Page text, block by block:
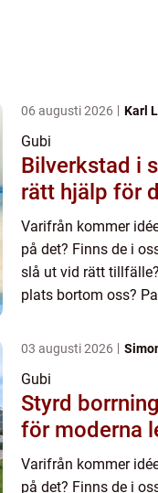
06 augusti 2026 Karl
Gubi
Bilverkstad i skara så
rätt hjälp för
Varifrån kommer
på det? Finns de i
slå ut vid rätt
plats bortom oss?
03 augusti 2026
Gubi
Styrd borrning schaktfri teknik
för moderna
Varifrån kommer
på det? Finns de i